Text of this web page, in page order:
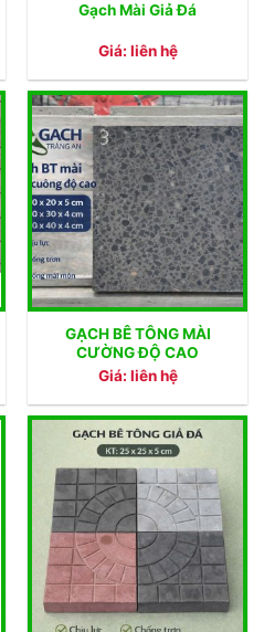
Gạch Mài Giả Đá
Giá: liên hệ
GẠCH BÊ TÔNG MÀI
CƯỜNG ĐỘ CAO
Giá: liên hệ